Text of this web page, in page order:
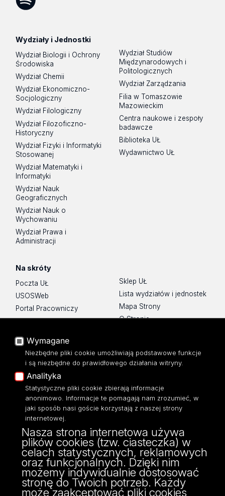
Wydziały i Jednostki
Wydział Biologii i Ochrony
Środowiska
Wydział Chemii
Wydział Ekonomiczno-
Socjologiczny
Wydział Filologiczny
Wydział Filozoficzno-
Historyczny
Wydział Fizyki i Informatyki
Stosowanej
Wydział Matematyki i
Informatyki
Wydział Nauk
Geograficznych
Wydział Nauk o
Wychowaniu
Wydział Prawa i
Administracji
Wydział Studiów
Międzynarodowych i
Politologicznych
Wydział Zarządzania
Filia w Tomaszowie
Mazowieckim
Centra naukowe i zespoły
badawcze
Biblioteka UŁ
Wydawnictwo UŁ
Na skróty
Poczta UŁ
USOSWeb
Portal Pracowniczy
Baza Aktów Własnych
Moodle
Eksperci UŁ
Polityka Prywatności
Dostępność
Sklep UŁ
Lista wydziałów i jednostek
Mapa Strony
O Stronie
ul. Narutowicza 68, 90-136 Łódź
NIP: 724 000 32 43
Adres do doręczeń elektronicznych (ADE):
AE:PL-74796-17640-IHHIV-17
KONTAKT
Wymagane
Niezbędne pliki cookie umożliwiają podstawowe funkcje
i są niezbędne do prawidłowego działania witryny.
Analityka
Statystyczne pliki cookie zbierają informacje
anonimowo. Informacje te pomagają nam zrozumieć, w
jaki sposób nasi goście korzystają z naszej strony
internetowej.
Nasza strona internetowa używa
plików cookies (tzw. ciasteczka) w
celach statystycznych, reklamowych
oraz funkcjonalnych. Dzięki nim
możemy indywidualnie dostosować
stronę do Twoich potrzeb. Każdy
może zaakceptować pliki cookies